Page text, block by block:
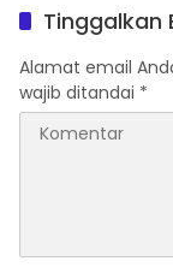
Tinggalkan
Alamat email
wajib ditandai *